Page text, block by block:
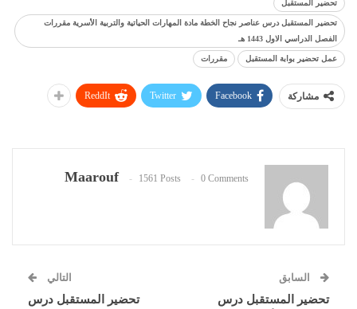
تحضير المستقبل
تحضير المستقبل درس عناصر نجاح الخطة مادة المهارات الحياتية والتربية الأسرية مقررات
الفصل الدراسي الاول 1443 هـ
عمل تحضير بوابة المستقبل مقررات
مشاركة Facebook
Twitter
ReddIt
Maarouf 1561 Posts 0 Comments
السابق
تحضير المستقبل درس
التالي
تحضير المستقبل درس